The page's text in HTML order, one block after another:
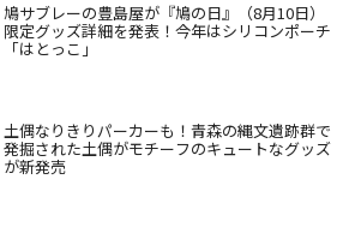
鳩サブレーの豊島屋が『鳩の日』（8月10日）
限定グッズ詳細を発表！今年はシリコンポーチ
「はとっこ」
土偶なりきりパーカーも！青森の縄文遺跡群で
発掘された土偶がモチーフのキュートなグッズ
が新発売